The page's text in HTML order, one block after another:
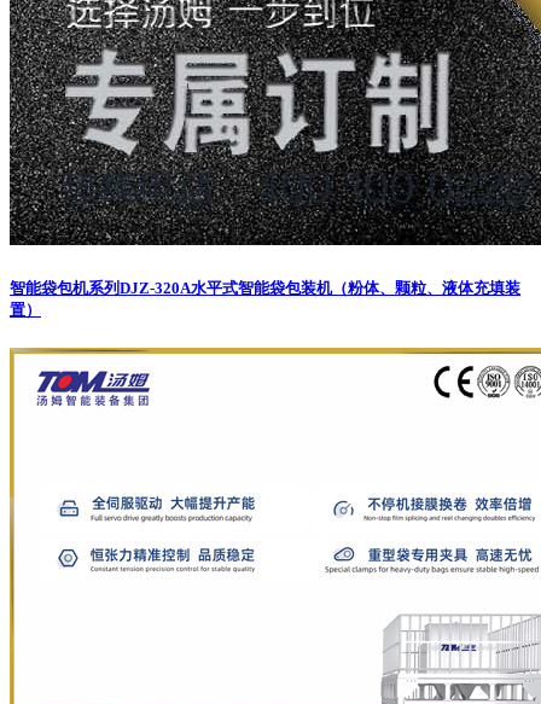
智能袋包机系列 DJZ-320A水平式智能袋包装机（粉体、颗粒、液体充填装
置）